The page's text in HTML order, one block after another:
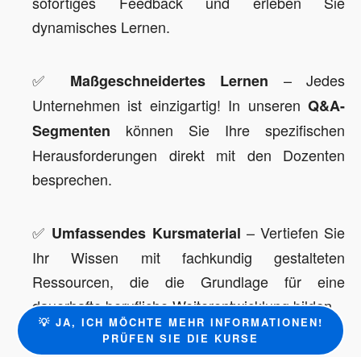
dynamisches Lernen.
✅ Maßgeschneidertes Lernen – Jedes
Unternehmen ist einzigartig! In unseren Q&A-
Segmenten können Sie Ihre spezifischen
Herausforderungen direkt mit den Dozenten
besprechen.
✅ Umfassendes Kursmaterial – Vertiefen Sie
Ihr Wissen mit fachkundig gestalteten
Ressourcen, die die Grundlage für eine
dauerhafte berufliche Weiterentwicklung bilden.
💡 JA, ICH MÖCHTE MEHR INFORMATIONEN!
PRÜFEN SIE DIE KURSE